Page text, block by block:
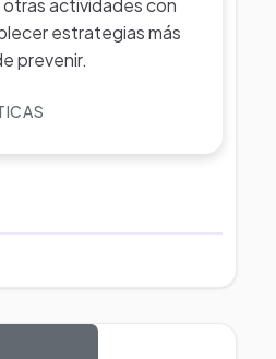
actividades con
estrategias más
prevenir.